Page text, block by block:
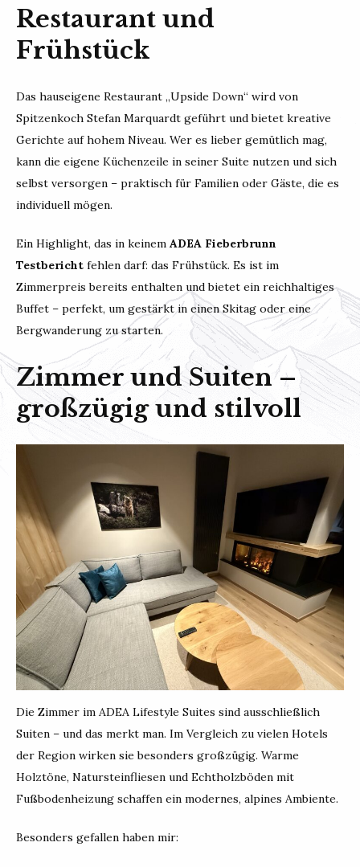
Restaurant und
Frühstück
Das hauseigene Restaurant „Upside Down“ wird von
Spitzenkoch Stefan Marquardt geführt und bietet kreative
Gerichte auf hohem Niveau. Wer es lieber gemütlich mag,
kann die eigene Küchenzeile in seiner Suite nutzen und sich
selbst versorgen – praktisch für Familien oder Gäste, die es
individuell mögen.
Ein Highlight, das in keinem ADEA Fieberbrunn
Testbericht fehlen darf: das Frühstück. Es ist im
Zimmerpreis bereits enthalten und bietet ein reichhaltiges
Buffet – perfekt, um gestärkt in einen Skitag oder eine
Bergwanderung zu starten.
Zimmer und Suiten –
großzügig und stilvoll
Die Zimmer im ADEA Lifestyle Suites sind ausschließlich
Suiten – und das merkt man. Im Vergleich zu vielen Hotels
der Region wirken sie besonders großzügig. Warme
Holztöne, Natursteinfliesen und Echtholzböden mit
Fußbodenheizung schaffen ein modernes, alpines Ambiente.
Besonders gefallen haben mir: